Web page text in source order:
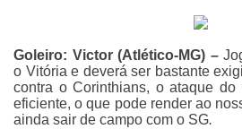
Goleiro: Victor (Atlético-MG) –
o Vitória e deverá ser bastante
contra o Corinthians, o ataque
eficiente, o que pode render ao
ainda sair de campo com o SG.